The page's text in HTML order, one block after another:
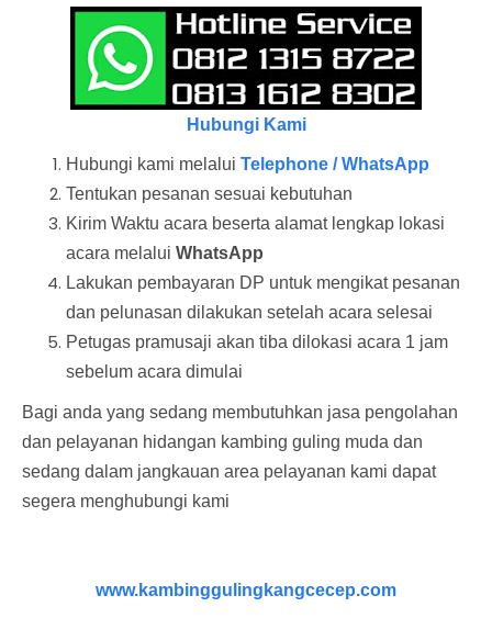
Hubungi Kami
Hubungi kami melalui Telephone / WhatsApp
Tentukan pesanan sesuai kebutuhan
Kirim Waktu acara beserta alamat lengkap lokasi
acara melalui WhatsApp
Lakukan pembayaran DP untuk mengikat pesanan
dan pelunasan dilakukan setelah acara selesai
Petugas pramusaji akan tiba dilokasi acara 1 jam
sebelum acara dimulai
Bagi anda yang sedang membutuhkan jasa pengolahan
dan pelayanan hidangan kambing guling muda dan
sedang dalam jangkauan area pelayanan kami dapat
segera menghubungi kami
www.kambinggulingkangcecep.com